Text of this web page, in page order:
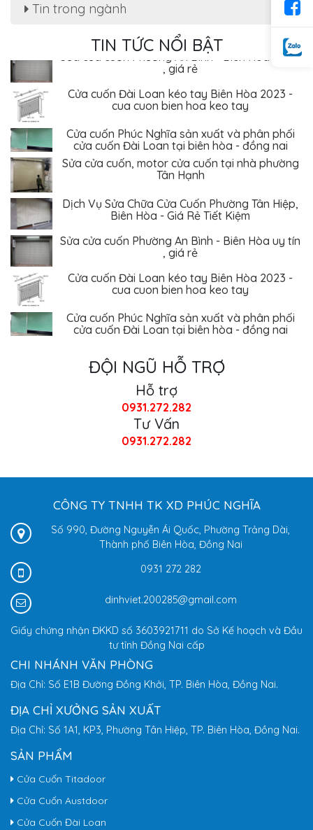
Tin trong ngành
TIN TỨC NỔI BẬT
Dịch Vụ Sửa Chữa Cửa Cuốn Phường Tân Hiệp,
Sửa cửa cuốn Phường An Bình - Biên Hòa uy tín
, giá rẻ
Cửa cuốn Đài Loan kéo tay Biên Hòa 2023 -
cua cuon bien hoa keo tay
Cửa cuốn Phúc Nghĩa sản xuất và phân phối
cửa cuốn Đài Loan tại biên hòa - đồng nai
Sửa cửa cuốn, motor cửa cuốn tại nhà phường
Tân Hạnh
Dịch Vụ Sửa Chữa Cửa Cuốn Phường Tân Hiệp,
Biên Hòa - Giá Rẻ Tiết Kiệm
Sửa cửa cuốn Phường An Bình - Biên Hòa uy tín
, giá rẻ
Cửa cuốn Đài Loan kéo tay Biên Hòa 2023 -
cua cuon bien hoa keo tay
Cửa cuốn Phúc Nghĩa sản xuất và phân phối
cửa cuốn Đài Loan tại biên hòa - đồng nai
ĐỘI NGŨ HỖ TRỢ
Hỗ trợ
0931.272.282
Tư Vấn
0931.272.282
CÔNG TY TNHH TK XD PHÚC NGHĨA
Số 990, Đường Nguyễn Ái Quốc, Phường Trảng Dài,
Thành phố Biên Hòa, Đồng Nai
0931 272 282
dinhviet.200285@gmail.com
Giấy chứng nhận ĐKKD số 3603921711 do Sở Kế hoạch và Đầu
tư tỉnh Đồng Nai cấp
CHI NHÁNH VĂN PHÒNG
Địa Chỉ: Số E1B Đường Đồng Khởi, TP. Biên Hòa, Đồng Nai.
ĐỊA CHỈ XƯỞNG SẢN XUẤT
Địa Chỉ: Số 1A1, KP3, Phường Tân Hiệp, TP. Biên Hòa, Đồng Nai.
SẢN PHẨM
Cửa Cuốn Titadoor
Cửa Cuốn Austdoor
Cửa Cuốn Đài Loan